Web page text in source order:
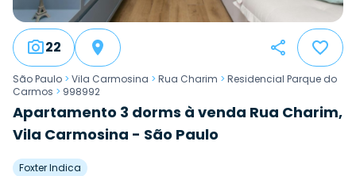
22
São Paulo > Vila Carmosina > Rua Charim > Residencial Parque do
Carmos > 998992
Apartamento 3 dorms à venda Rua Charim,
Vila Carmosina - São Paulo
Foxter Indica